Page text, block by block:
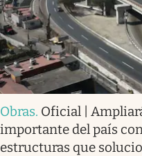
Obras. Oficial |
importante del país
estructuras que